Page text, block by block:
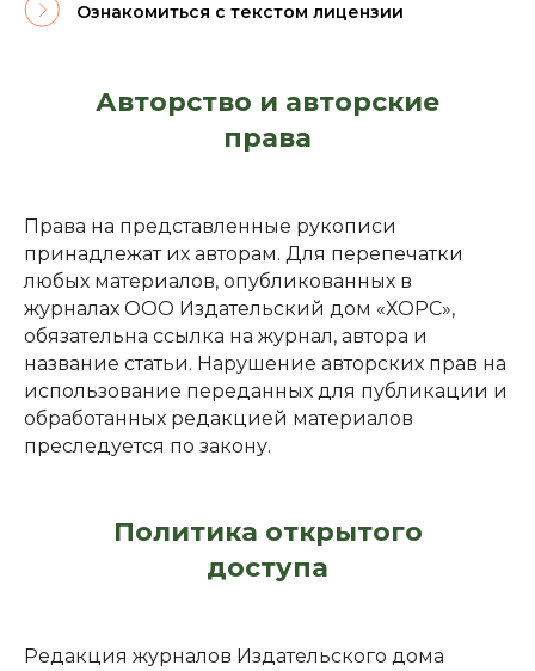
Ознакомиться с текстом лицензии
Авторство и авторские
права
Права на представленные рукописи
принадлежат их авторам. Для перепечатки
любых материалов, опубликованных в
журналах ООО Издательский дом «ХОРС»,
обязательна ссылка на журнал, автора и
название статьи. Нарушение авторских прав на
использование переданных для публикации и
обработанных редакцией материалов
преследуется по закону.
Политика открытого
доступа
Редакция журналов Издательского дома